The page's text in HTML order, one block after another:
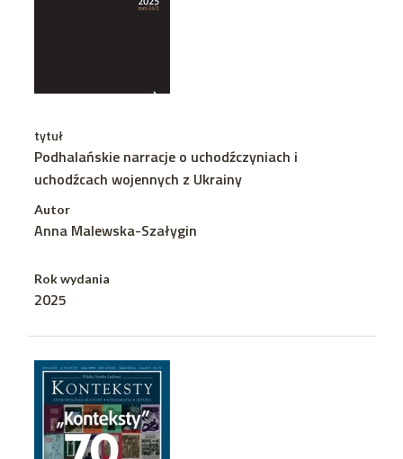
tytuł
Podhalańskie narracje o uchodźczyniach i
uchodźcach wojennych z Ukrainy
Autor
Anna Malewska-Szałygin
Rok wydania
2025